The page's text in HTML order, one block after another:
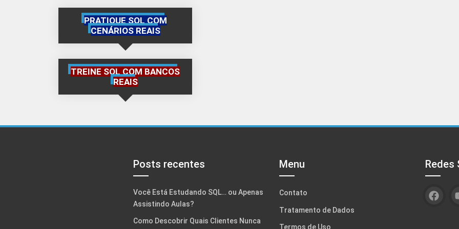
PRATIQUE SQL COM
CENÁRIOS REAIS
TREINE SQL COM BANCOS
REAIS
Posts recentes
Você Está Estudando SQL… ou Apenas
Assistindo Aulas?
Como Descobrir Quais Clientes Nunca
Menu
Contato
Tratamento de Dados
Termos de Uso
Redes